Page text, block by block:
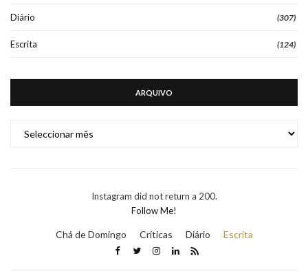
Diário (307)
Escrita (124)
ARQUIVO
Instagram did not return a 200.
Follow Me!
Chá de Domingo Críticas Diário Escrita